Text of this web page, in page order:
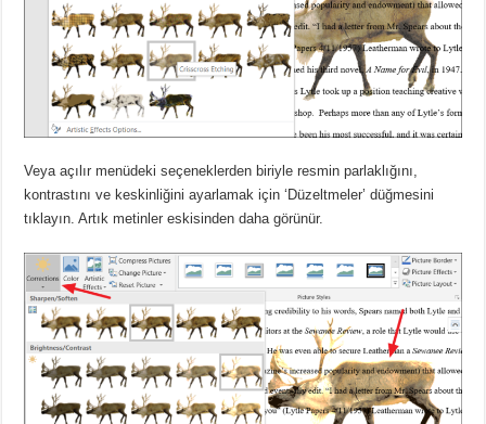
Veya açılır menüdeki seçeneklerden biriyle resmin parlaklığını,
kontrastını ve keskinliğini ayarlamak için ‘Düzeltmeler’ düğmesini
tıklayın.Artık metinler eskisinden daha görünür.